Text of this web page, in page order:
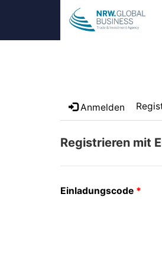
Anmelden
Registrieren mit
Einladungscode